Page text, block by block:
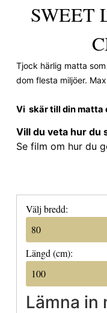
SWEET
Tjock härlig matta
dom flesta miljöer.
Vi skär till din matta
Vill du veta hur du
Se film om hur du
Välj bredd:
Längd (cm):
Lämna in